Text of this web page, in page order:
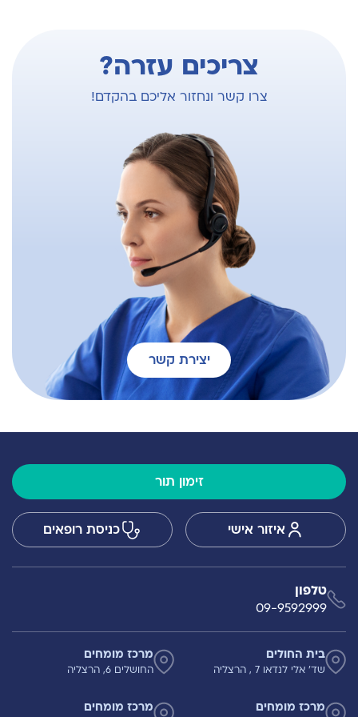
צריכים עזרה?
צרו קשר ונחזור אליכם בהקדם!
יצירת קשר
זימון תור
איזור אישי כניסת רופאים
טלפון
09-9592999
בית החולים
שד' אלי לנדאו 7 , הרצליה
מרכז מומחים
החושלים 6, הרצליה
מרכז מומחים מרכז מומחים